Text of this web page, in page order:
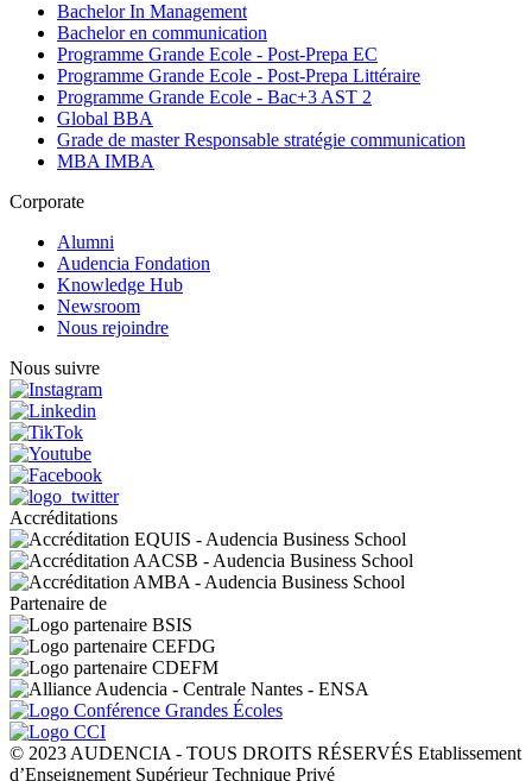
Bachelor In Management
Bachelor en communication
Programme Grande Ecole - Post-Prepa EC
Programme Grande Ecole - Post-Prepa Littéraire
Programme Grande Ecole - Bac+3 AST 2
Global BBA
Grade de master Responsable stratégie communication
MBA IMBA
Corporate
Alumni
Audencia Fondation
Knowledge Hub
Newsroom
Nous rejoindre
Nous suivre
Accréditations
Partenaire de
© 2023 AUDENCIA - TOUS DROITS RÉSERVÉS Etablissement
d’Enseignement Supérieur Technique Privé